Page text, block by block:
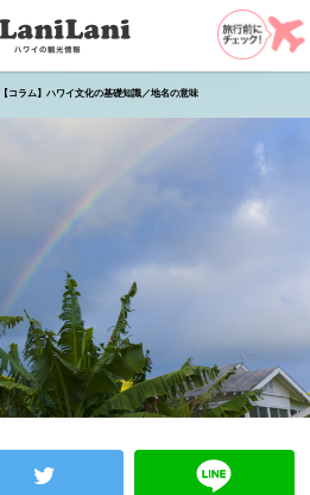
【コラム】ハワイ文化の基礎知識／地名の意味